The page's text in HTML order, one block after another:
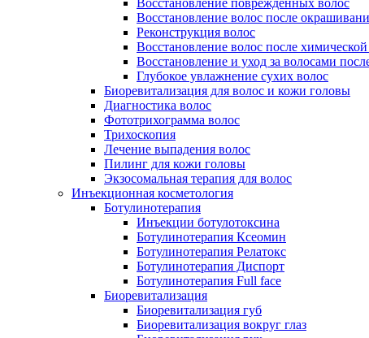
Восстановление поврежденных волос
Восстановление волос после
Реконструкция волос
Восстановление волос после
Восстановление и уход за волосами
Глубокое увлажнение сухих волос
Биоревитализация для волос и кожи головы
Диагностика волос
Фототрихограмма волос
Трихоскопия
Лечение выпадения волос
Пилинг для кожи головы
Экзосомальная терапия для волос
Инъекционная косметология
Ботулинотерапия
Инъекции ботулотоксина
Ботулинотерапия Ксеомин
Ботулинотерапия Релатокс
Ботулинотерапия Диспорт
Ботулинотерапия Full face
Биоревитализация
Биоревитализация губ
Биоревитализация вокруг глаз